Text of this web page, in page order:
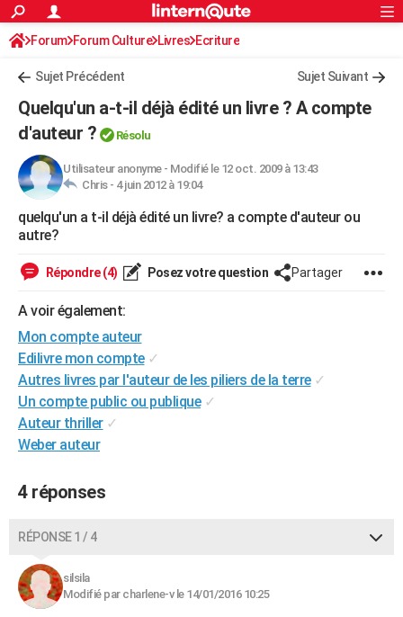
ACTUALITÉS
Politique
Société
Faits Divers
Education
Monde
Villes
+
Programme TV
TNTStreaming
Cinéma
Sorties cinéma
Musique
FINANCE
Retraite
Impôts
Epargne
Immobilier
Risques naturels par ville
Banque
Assurance
Crédit
AUTO
Essais
Réserver un essai
Citadines
Berlines
SUV
Forum auto
HIGH-TECH
Mobiles
Meilleur smartphone
Internet
Ordinateurs
Jeux vidéo
Guide high-tech
+BRICOLAGE
Forum
Aménagement intérieur
Extérieur
Cuisine
Salle de bains
Jardinage
Rangement
WEEK-END
Guides de France
Escapades
Patrimoine
Expositions
Musées
Week-end nature
+LIFESTYLE
Art de vivre
Bien-être
Loisirs
Mode
Modes de vie
SANTE
Alimentation
Guide de la santé
Maladies
Médicaments
Sommeil
VOYAGE
Destinations
City break
Voyage nature
Voyage de noces
Forum
Climat
+PHOTO
BONS PLANS
CARTE DE VOEUX
Carte de Noël
Carte Bonne année
Carte Saint-Valentin
Carte Pâques
Carte d'anniversaire
DICTIONNAIRE
Dictionnaire
Biographies
Citations
Expressions
Proverbes
PROGRAMME TV
S'inscrire
Connexion
Forum Forum Culture Livres Ecriture
Sujet Précédent Sujet Suivant
Quelqu'un a-t-il déjà édité un livre ? A compte
d'auteur ?
Résolu
Utilisateur anonyme- Modifié le 12 oct. 2009 à 13:43
Chris - 4 juin 2012 à 19:04
quelqu'un a t-il déjà édité un livre? a compte d'auteur ou
autre?
Répondre (4) Posez votre question Partager
A voir également:
Mon compte auteur
Edilivre mon compte ✓
Autres livres par l'auteur de les piliers de la terre ✓
Un compte public ou publique ✓
Auteur thriller ✓
Weber auteur
4 réponses
RÉPONSE 1 / 4
silsila
Modifié par charlene-v le 14/01/2016 10:25